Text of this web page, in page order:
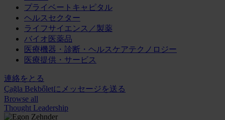
プライベートキャピタル
ヘルスセクター
ライフサイエンス／製薬
バイオ医薬品
医療機器・診断・ヘルスケアテクノロジー
医療提供・サービス
連絡をとる
Çağla Bekbőletにメッセージを送る
Browse all
Thought Leadership